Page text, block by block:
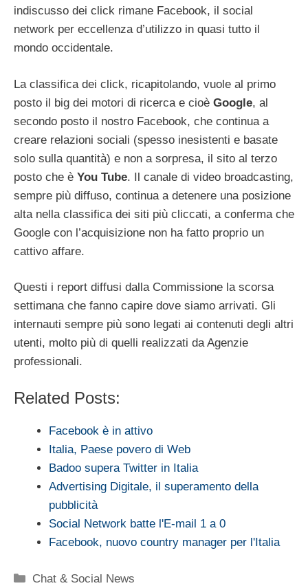
indiscusso dei click rimane Facebook, il social
network per eccellenza d’utilizzo in quasi tutto il
mondo occidentale.
La classifica dei click, ricapitolando, vuole al primo
posto il big dei motori di ricerca e cioè Google, al
secondo posto il nostro Facebook, che continua a
creare relazioni sociali (spesso inesistenti e basate
solo sulla quantità) e non a sorpresa, il sito al terzo
posto che è You Tube. Il canale di video broadcasting,
sempre più diffuso, continua a detenere una posizione
alta nella classifica dei siti più cliccati, a conferma che
Google con l’acquisizione non ha fatto proprio un
cattivo affare.
Questi i report diffusi dalla Commissione la scorsa
settimana che fanno capire dove siamo arrivati. Gli
internauti sempre più sono legati ai contenuti degli altri
utenti, molto più di quelli realizzati da Agenzie
professionali.
Related Posts:
Facebook è in attivo
Italia, Paese povero di Web
Badoo supera Twitter in Italia
Advertising Digitale, il superamento della
pubblicità
Social Network batte l'E-mail 1 a 0
Facebook, nuovo country manager per l'Italia
Categorie
Chat & Social News